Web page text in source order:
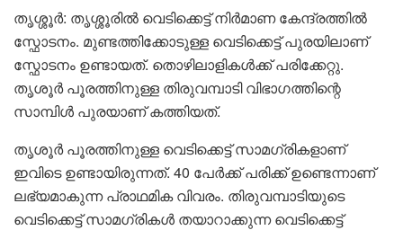
തൃശ്ശൂർ: തൃശ്ശൂരിൽ വെടിക്കെട്ട് നിർമാണ കേന്ദ്രത്തിൽ
സ്ഫോടനം. മുണ്ടത്തിക്കോടുള്ള വെടിക്കെട്ട് പുരയിലാണ്
സ്ഫോടനം ഉണ്ടായത്. തൊഴിലാളികൾക്ക് പരിക്കേറ്റു.
തൃശൂർ പൂരത്തിനുള്ള തിരുവമ്പാടി വിഭാഗത്തിന്റെ
സാമ്പിൾ പുരയാണ് കത്തിയത്.
തൃശൂർ പൂരത്തിനുള്ള വെടിക്കെട്ട് സാമഗ്രികളാണ്
ഇവിടെ ഉണ്ടായിരുന്നത്. 40 പേർക്ക് പരിക്ക് ഉണ്ടെന്നാണ്
ലഭ്യമാകുന്ന പ്രാഥമിക വിവരം. തിരുവമ്പാടിയുടെ
വെടിക്കെട്ട് സാമഗ്രികൾ തയാറാക്കുന്ന വെടിക്കെട്ട്